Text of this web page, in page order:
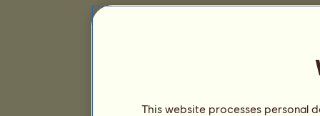
This website processes personal